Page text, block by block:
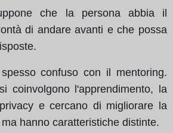
che la persona abbia il
di andare avanti e che possa
confuso con il mentoring.
coinvolgono l'apprendimento, la
e cercano di migliorare la
hanno caratteristiche distinte.